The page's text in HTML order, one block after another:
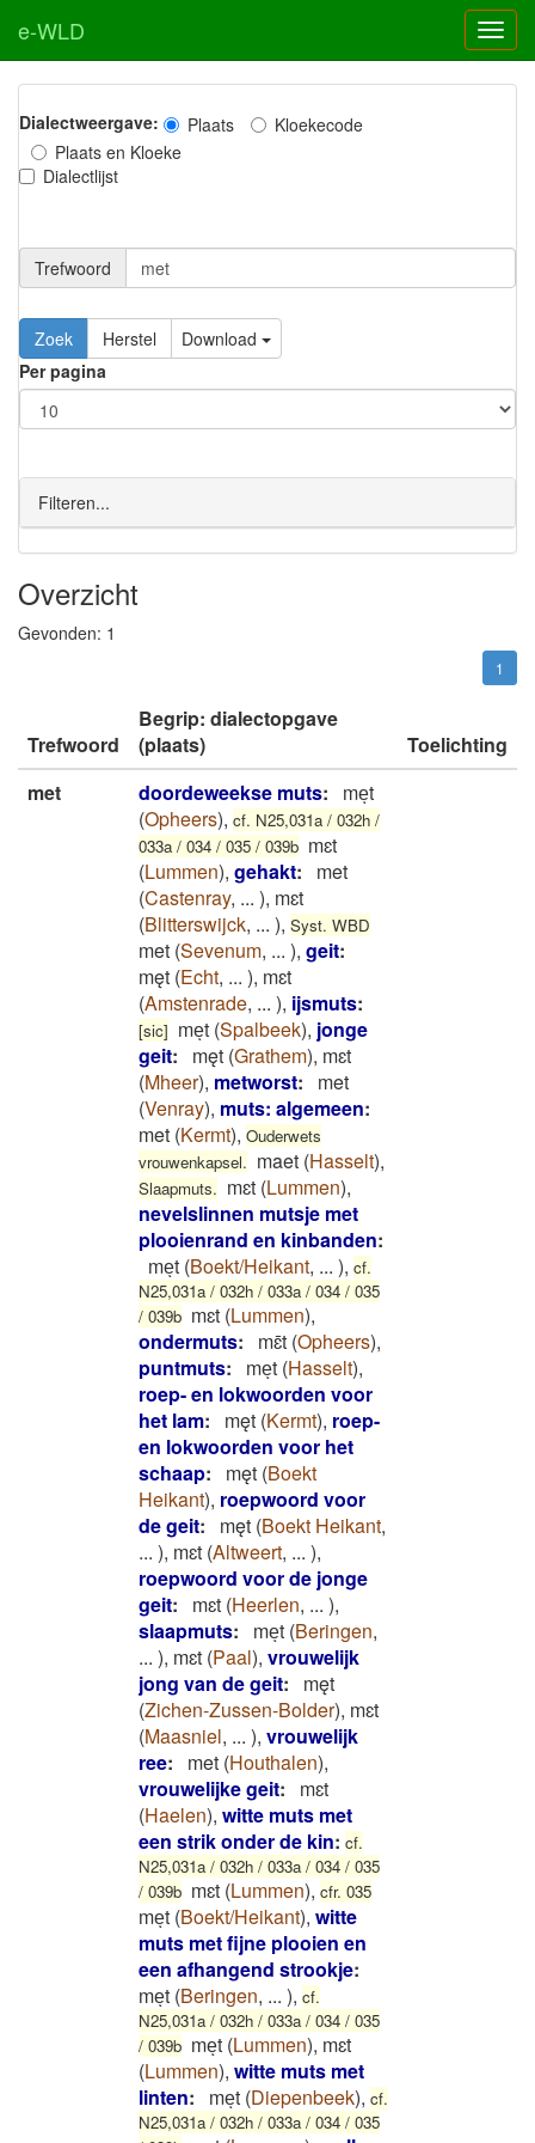
e-WLD
Dialectweergave: Plaats
Kloekecode
Plaats en Kloeke
Dialectlijst
Trefwoord
Download
Per pagina
Filteren...
Overzicht
Gevonden: 1
1
Trefwoord
Begrip: dialectopgave
(plaats)
Toelichting
met
doordeweekse muts:
meͅt
(Opheers), cf. N25,031a / 032h /
033a / 034 / 035 / 039b mɛt
(Lummen), gehakt:
met
(Castenray, ... ), mɛt
(Blitterswijck, ... ), Syst. WBD
met (Sevenum, ... ), geit:
męt (Echt, ... ), mɛt
(Amstenrade, ... ), ijsmuts:
[sic] meͅt (Spalbeek), jonge
geit: męt (Grathem), mɛt
(Mheer), metworst:
met
(Venray), muts: algemeen:
met (Kermt), Ouderwets
vrouwenkapsel. maet (Hasselt),
Slaapmuts. mɛt (Lummen),
nevelslinnen mutsje met
plooienrand en kinbanden:
meͅt (Boekt/Heikant, ... ), cf.
N25,031a / 032h / 033a / 034 / 035
/ 039b mɛt (Lummen),
ondermuts: mɛ̄t (Opheers),
puntmuts: meͅt (Hasselt),
roep- en lokwoorden voor
het lam: męt (Kermt), roep-
en lokwoorden voor het
schaap: męt (Boekt
Heikant), roepwoord voor
de geit: męt (Boekt Heikant,
... ), mɛt (Altweert, ... ),
roepwoord voor de jonge
geit: mɛt (Heerlen, ... ),
slaapmuts: meͅt (Beringen,
... ), mɛt (Paal), vrouwelijk
jong van de geit:
męt
(Zichen-Zussen-Bolder), mɛt
(Maasniel, ... ), vrouwelijk
ree: met (Houthalen),
vrouwelijke geit:
mɛt
(Haelen), witte muts met
een strik onder de kin: cf.
N25,031a / 032h / 033a / 034 / 035
/ 039b mɛt (Lummen), cfr. 035
meͅt (Boekt/Heikant), witte
muts met fijne plooien en
een afhangend strookje:
meͅt (Beringen, ... ), cf.
N25,031a / 032h / 033a / 034 / 035
/ 039b meͅt (Lummen), mɛt
(Lummen), witte muts met
linten: meͅt (Diepenbeek), cf.
N25,031a / 032h / 033a / 034 / 035